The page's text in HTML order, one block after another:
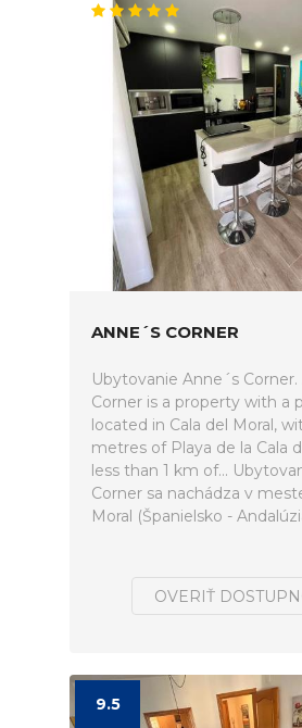
ANNE´S CORNER
Ubytovanie Anne´s Corner.
Corner is a property with a
located in Cala del Moral,
metres of Playa de la Cala
less than 1 km of...
Corner sa nachádza v
Moral (Španielsko -
OVERIŤ
9.5